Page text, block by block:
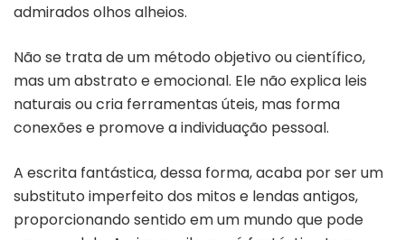
admirados olhos alheios.
Não se trata de um método objetivo ou científico,
mas um abstrato e emocional. Ele não explica leis
naturais ou cria ferramentas úteis, mas forma
conexões e promove a individuação pessoal.
A escrita fantástica, dessa forma, acaba por ser um
substituto imperfeito dos mitos e lendas antigos,
proporcionando sentido em um mundo que pode